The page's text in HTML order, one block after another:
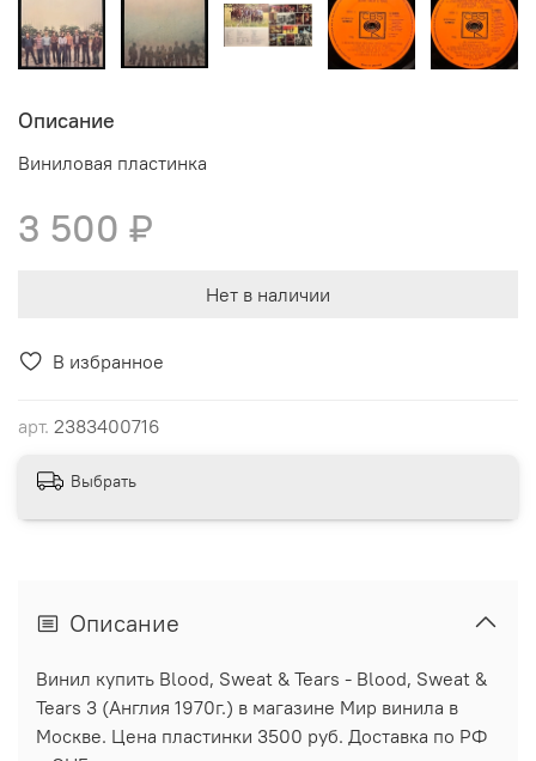
В избранное
арт. 2383400716
Описание
Виниловая пластинка
3 500 ₽
Нет в наличии
Выбрать
Описание
Винил купить Blood, Sweat & Tears - Blood, Sweat &
Tears 3 (Англия 1970г.) в магазине Мир винила в
Москве. Цена пластинки 3500 руб. Доставка по РФ